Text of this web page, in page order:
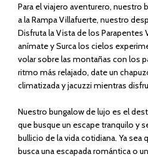
Para el viajero aventurero, nuestro
a la Rampa Villafuerte, nuestro
Disfruta la Vista de los Parapentes
anímate y Surca los cielos
volar sobre las montañas con los
ritmo más relajado, date un
climatizada y jacuzzi mientras
Nuestro bungalow de lujo es el
que busque un escape tranquilo y
bullicio de la vida cotidiana. Ya sea
busca una escapada romántica o